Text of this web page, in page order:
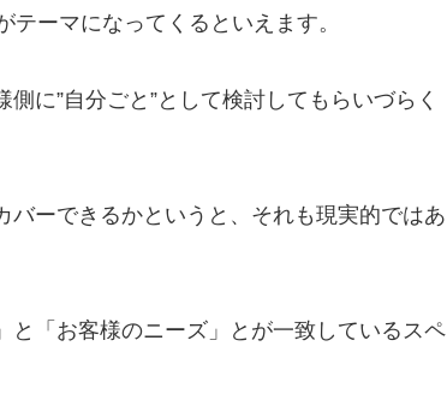
テーマになってくるといえます。
に”自分ごと”として検討してもらいづらく
ーできるかというと、それも現実的ではあ
「お客様のニーズ」とが一致しているスペ